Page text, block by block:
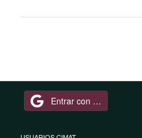
Entrar con Google